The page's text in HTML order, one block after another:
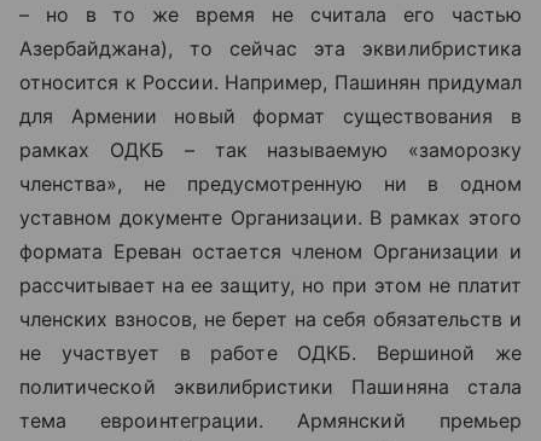
– но в то же время не считала его частью
Азербайджана), то сейчас эта эквилибристика
относится к России. Например, Пашинян придумал
для Армении новый формат существования в
рамках ОДКБ – так называемую «заморозку
членства», не предусмотренную ни в одном
уставном документе Организации. В рамках этого
формата Ереван остается членом Организации и
рассчитывает на ее защиту, но при этом не платит
членских взносов, не берет на себя обязательств и
не участвует в работе ОДКБ. Вершиной же
политической эквилибристики Пашиняна стала
тема евроинтеграции. Армянский премьер